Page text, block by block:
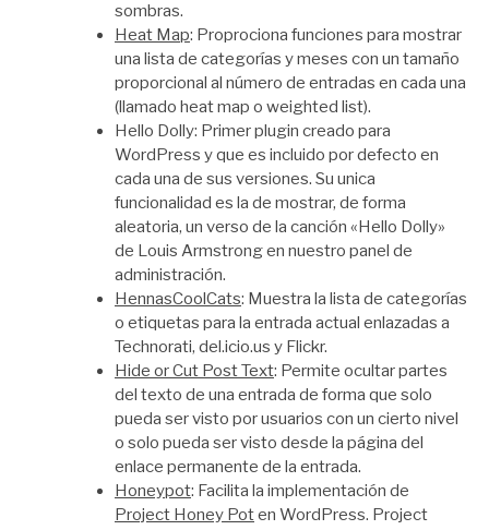
sombras.
Heat Map: Proprociona funciones para mostrar
una lista de categorías y meses con un tamaño
proporcional al número de entradas en cada una
(llamado heat map o weighted list).
Hello Dolly: Primer plugin creado para
WordPress y que es incluido por defecto en
cada una de sus versiones. Su unica
funcionalidad es la de mostrar, de forma
aleatoria, un verso de la canción «Hello Dolly»
de Louis Armstrong en nuestro panel de
administración.
HennasCoolCats: Muestra la lista de categorías
o etiquetas para la entrada actual enlazadas a
Technorati, del.icio.us y Flickr.
Hide or Cut Post Text: Permite ocultar partes
del texto de una entrada de forma que solo
pueda ser visto por usuarios con un cierto nivel
o solo pueda ser visto desde la página del
enlace permanente de la entrada.
Honeypot: Facilita la implementación de
Project Honey Poten WordPress. Project